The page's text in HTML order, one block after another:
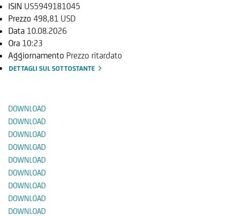
ISIN US5949181045
Prezzo 498,81 USD
Data 10.08.2026
Ora 10:23
Aggiornamento Prezzo ritardato
DETTAGLI SUL SOTTOSTANTE
DOWNLOAD
DOWNLOAD
DOWNLOAD
DOWNLOAD
DOWNLOAD
DOWNLOAD
DOWNLOAD
DOWNLOAD
DOWNLOAD